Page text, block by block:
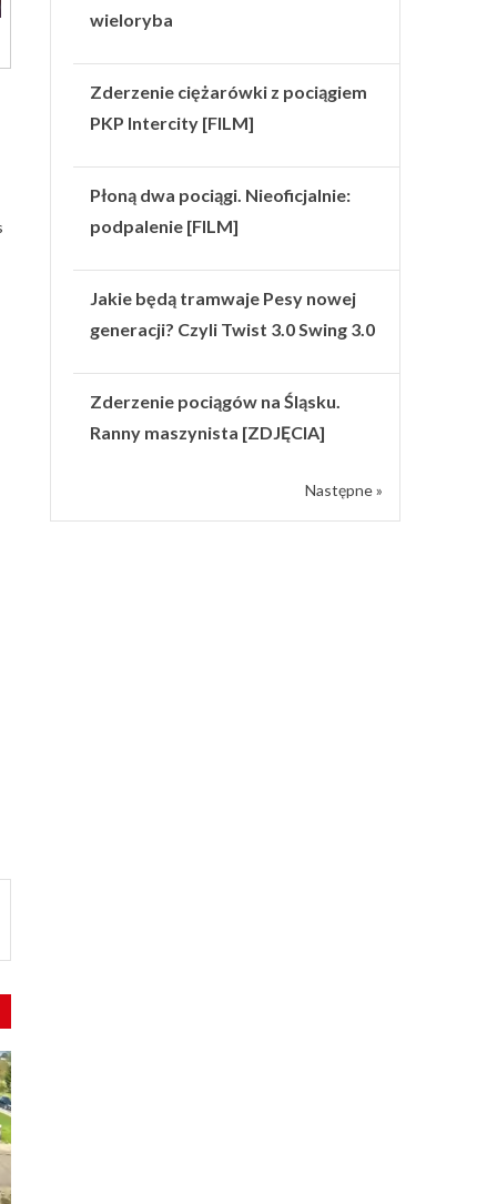
wieloryba
Zderzenie ciężarówki z pociągiem
PKP Intercity [FILM]
Płoną dwa pociągi. Nieoficjalnie:
podpalenie [FILM]
Jakie będą tramwaje Pesy nowej
generacji? Czyli Twist 3.0 Swing 3.0
Zderzenie pociągów na Śląsku.
Ranny maszynista [ZDJĘCIA]
Następne »